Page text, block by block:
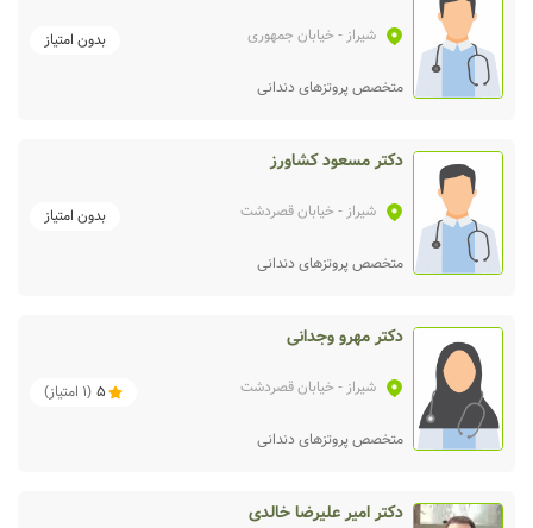
شیراز - خیابان جمهوری بدون امتیاز
متخصص پروتزهای دندانی
دکتر مسعود کشاورز
شیراز - خیابان قصردشت بدون امتیاز
متخصص پروتزهای دندانی
دکتر مهرو وجدانی
شیراز - خیابان قصردشت 5
(
1 امتیاز)
متخصص پروتزهای دندانی
دکتر امیر علیرضا خالدی